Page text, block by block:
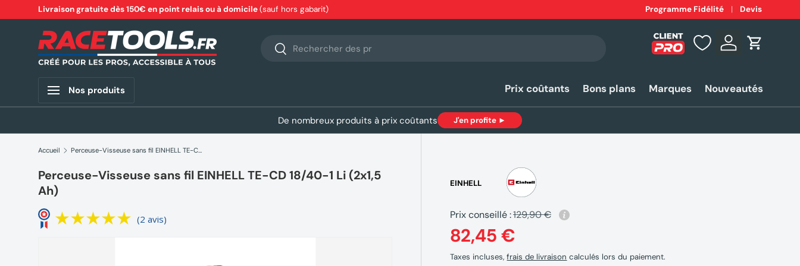
Aller au contenu
Livraison gratuite dès 150€ en point relais ou à domicile(sauf hors gabarit) Expéditionrapide 24-48h*
Programme Fidélité Devis
Recherche
Rechercher Se connecter
Panier
Nos produits Prix coûtants Bons plans Marques Nouveautés
De nombreux produits à prix coûtants J'en profite ►
Accueil Perceuse-Visseuse sans fil EINHELL TE-CD 18/40-1 Li (2x1,5 Ah)
Perceuse-Visseuse sans fil EINHELL TE-CD 18/40-1 Li (2x1,5
Ah)
(2 avis)
EINHELL
Prix conseillé :129,90 €
82,45 €
Taxes incluses,frais de livraison calculés lors du paiement.